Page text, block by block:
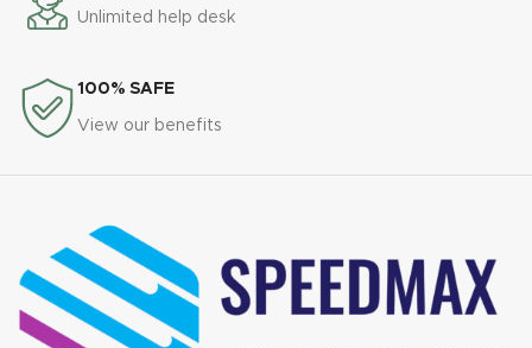
Unlimited help desk
100% SAFE
View our benefits